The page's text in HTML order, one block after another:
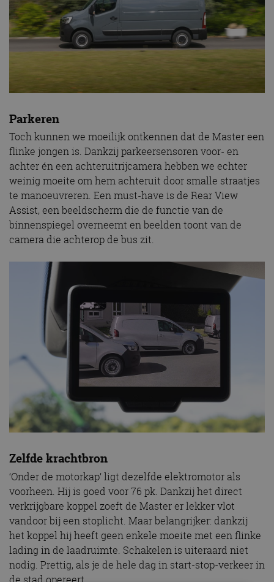
Parkeren
Toch kunnen we moeilijk ontkennen dat de Master een
flinke jongen is. Dankzij parkeersensoren voor- en
achter én een achteruitrijcamera hebben we echter
weinig moeite om hem achteruit door smalle straatjes
te manoeuvreren. Een must-have is de Rear View
Assist, een beeldscherm die de functie van de
binnenspiegel overneemt en beelden toont van de
camera die achterop de bus zit.
Zelfde krachtbron
‘Onder de motorkap’ ligt dezelfde elektromotor als
voorheen. Hij is goed voor 76 pk. Dankzij het direct
verkrijgbare koppel zoeft de Master er lekker vlot
vandoor bij een stoplicht. Maar belangrijker: dankzij
het koppel hij heeft geen enkele moeite met een flinke
lading in de laadruimte. Schakelen is uiteraard niet
nodig. Prettig, als je de hele dag in start-stop-verkeer in
de stad opereert.